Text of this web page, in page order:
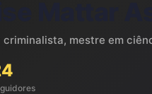
mestre em